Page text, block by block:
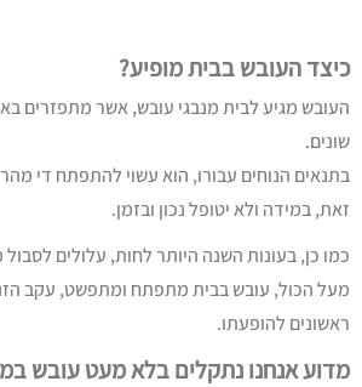
כיצד העובש בבית מופיע?
העובש מגיע לבית מנבגי עובש, אשר מתפזרים
שונים.
בתנאים הנוחים עבורו, הוא עשוי להתפתח די
זאת, במידה ולא יטופל נכון ובזמן.
כמו כן, בעונות השנה היותר לחות, עלולים לסבול
מעל הכול, עובש בבית מתפתח ומתפשט, עקב
ראשונים להופעתו.
מדוע אנחנו נתקלים בלא מעט עובש